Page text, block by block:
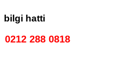
bilgi hatti
0212 288 0818